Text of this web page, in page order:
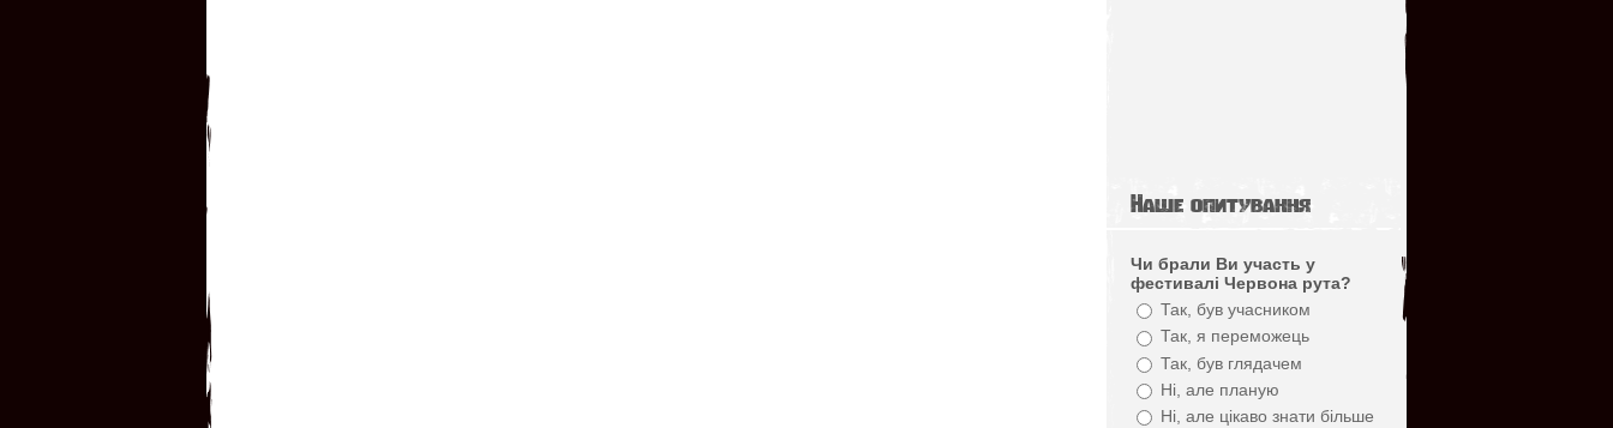
Наше опитування
Чи брали Ви участь у
фестивалі Червона рута?
Так, був учасником
Так, я переможець
Так, був глядачем
Ні, але планую
Ні, але цікаво знати більше